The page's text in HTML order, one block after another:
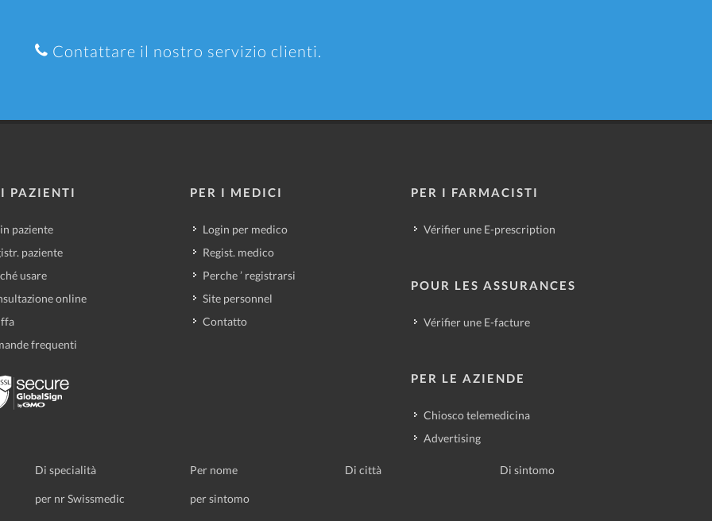
Contattare il nostro servizio clienti.
I PAZIENTI
paziente
paziente
usare
online
frequenti
PER I MEDICI
Login per medico
Regist. medico
Perche ’ registrarsi
Site personnel
Contatto
PER I FARMACISTI
Vérifier une E-prescription
POUR LES ASSURANCES
Vérifier une E-facture
PER LE AZIENDE
Chiosco telemedicina
Advertising
Di specialità Per nome Di città Di sintomo
per nr Swissmedic per sintomo